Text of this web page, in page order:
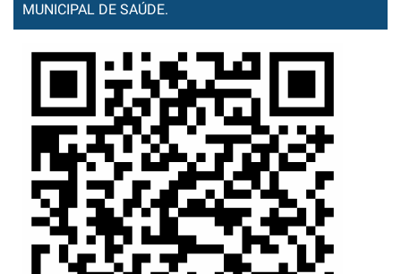
MUNICIPAL DE SAÚDE.